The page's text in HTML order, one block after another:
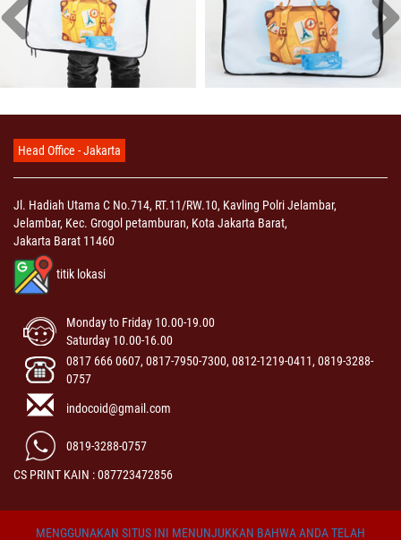
Head Office - Jakarta
Jl. Hadiah Utama C No.714, RT.11/RW.10, Kavling Polri Jelambar,
Jelambar, Kec. Grogol petamburan, Kota Jakarta Barat,
Jakarta Barat 11460
titik lokasi
Monday to Friday 10.00-19.00
Saturday 10.00-16.00
0817 666 0607, 0817-7950-7300, 0812-1219-0411, 0819-3288-
0757
indocoid@gmail.com
0819-3288-0757
CS PRINT KAIN : 087723472856
MENGGUNAKAN SITUS INI MENUNJUKKAN BAHWA ANDA TELAH